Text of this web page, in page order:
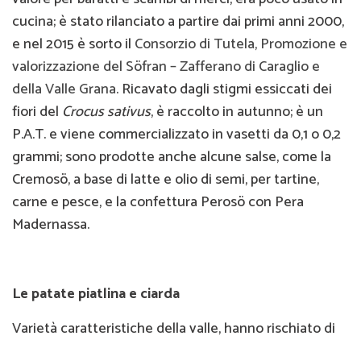
cucina; è stato rilanciato a partire dai primi anni 2000,
e nel 2015 è sorto il Consorzio di Tutela, Promozione e
valorizzazione del Söfran – Zafferano di Caraglio e
della Valle Grana. Ricavato dagli stigmi essiccati dei
fiori del Crocus sativus, è raccolto in autunno; è un
P.A.T. e viene commercializzato in vasetti da 0,1 o 0,2
grammi; sono prodotte anche alcune salse, come la
Cremosö, a base di latte e olio di semi, per tartine,
carne e pesce, e la confettura Perosö con Pera
Madernassa.
Le patate piatlina e ciarda
Varietà caratteristiche della valle, hanno rischiato di